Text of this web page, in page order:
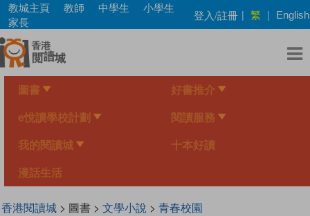
Skip
main
content
教城主頁 教師 中學生
小學生
家長
登入/註冊 | 繁 | English
圖書 好書推介
e悅讀學校計劃 閱讀服務
我的閱讀城 十本好讀
漫話生活
香港閱讀城> 圖書 > 文學小說 > 青春校園